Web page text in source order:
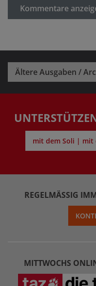
Kommentare
Ältere Ausgaben /
mit dem Soli | mit
REGELMÄSSIG
MITTWOCHS